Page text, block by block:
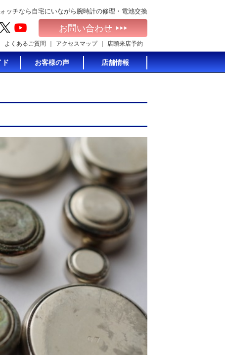
ッチなら自宅にいながら腕時計の修理・電池交換
お問い合わせ
よくあるご質問 アクセスマップ 店頭来店予約
ド お客様の声 店舗情報